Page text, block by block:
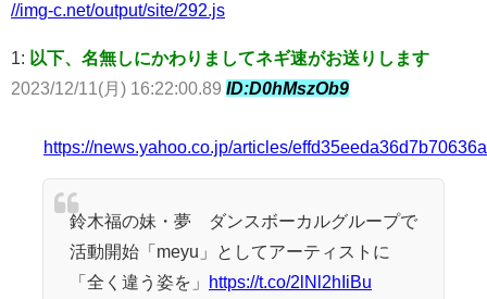
//img-c.net/output/site/292.js
1: 以下、名無しにかわりましてネギ速がお送りします
2023/12/11(月) 16:22:00.89 ID:D0hMszOb9
https://news.yahoo.co.jp/articles/
鈴木福の妹・夢 ダンスボーカルグループで
活動開始「meyu」としてアーティストに
「全く違う姿を」
https://t.co/2lNl2hIiBu